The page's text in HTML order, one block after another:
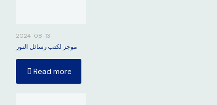
2024-08-13
موجز لكتب رسائل النور
Read more